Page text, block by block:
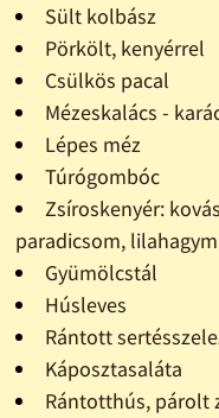
Sült kolbász
Pörkölt, kenyérrel
Csülkös pacal
Mézeskalács -
Lépes méz
Túrógombóc
Zsíroskenyér:
paradicsom,
Gyümölcstál
Húsleves
Rántott
Káposztasaláta
Rántotthús, párolt